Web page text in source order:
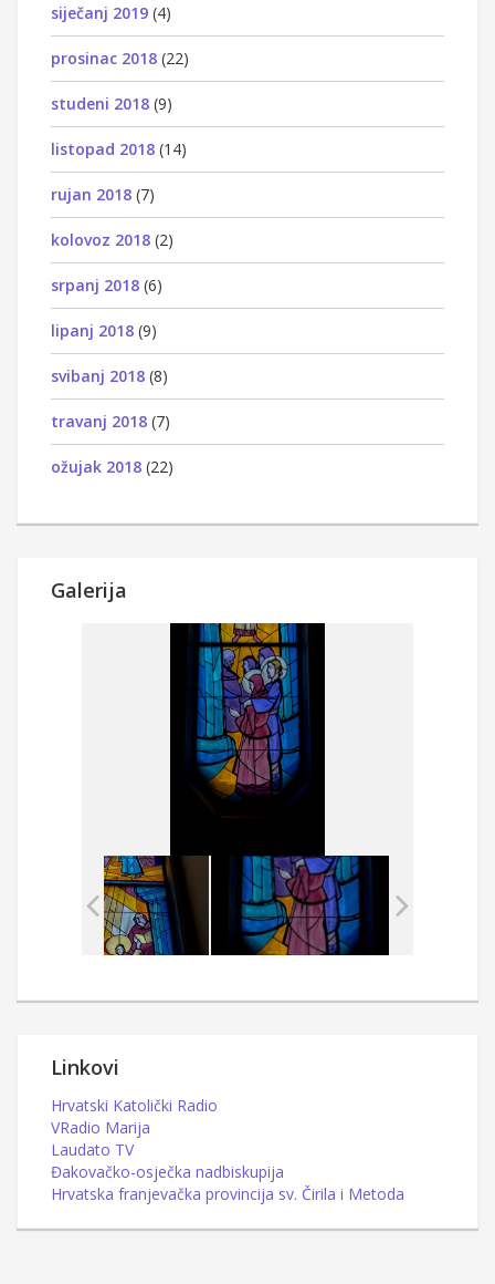
siječanj 2019 (4)
prosinac 2018 (22)
studeni 2018 (9)
listopad 2018 (14)
rujan 2018 (7)
kolovoz 2018 (2)
srpanj 2018 (6)
lipanj 2018 (9)
svibanj 2018 (8)
travanj 2018 (7)
ožujak 2018 (22)
Galerija
Linkovi
Hrvatski Katolički Radio
VRadio Marija
Laudato TV
Đakovačko-osječka nadbiskupija
Hrvatska franjevačka provincija sv. Čirila i Metoda